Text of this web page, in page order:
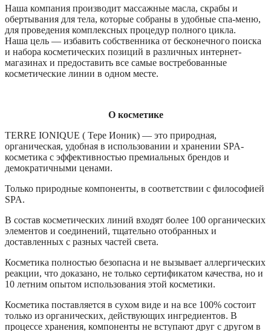
Наша компания производит массажные масла, скрабы и
обертывания для тела, которые собраны в удобные спа-меню,
для проведения комплексных процедур полного цикла.
Наша цель — избавить собственника от бесконечного поиска
и набора косметических позиций в различных интернет-
магазинах и предоставить все самые востребованные
косметические линии в одном месте.
О косметике
TERRE IONIQUE ( Тере Ионик) — это природная,
органическая, удобная в использовании и хранении SPA-
косметика с эффективностью премиальных брендов и
демократичными ценами.
Только природные компоненты, в соответствии с философией
SPA.
В состав косметических линий входят более 100 органических
элементов и соединений, тщательно отобранных и
доставленных с разных частей света.
Косметика полностью безопасна и не вызывает аллергических
реакции, что доказано, не только сертификатом качества, но и
10 летним опытом использования этой косметики.
Косметика поставляется в сухом виде и на все 100% состоит
только из органических, действующих ингредиентов. В
процессе хранения, компоненты не вступают друг с другом в